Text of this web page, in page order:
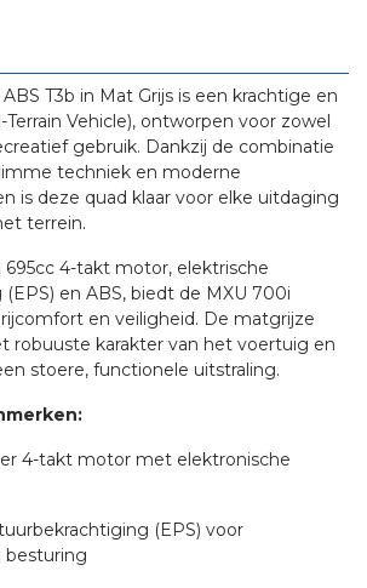
T3b in Mat Grijs is een krachtige en
Terrain Vehicle), ontworpen voor zowel
gebruik. Dankzij de combinatie
techniek en moderne
is deze quad klaar voor elke uitdaging
terrein.
4-takt motor, elektrische
en ABS, biedt de MXU 700i
en veiligheid. De matgrijze
robuuste karakter van het voertuig en
stoere, functionele uitstraling.
4-takt motor met elektronische
(EPS) voor
besturing